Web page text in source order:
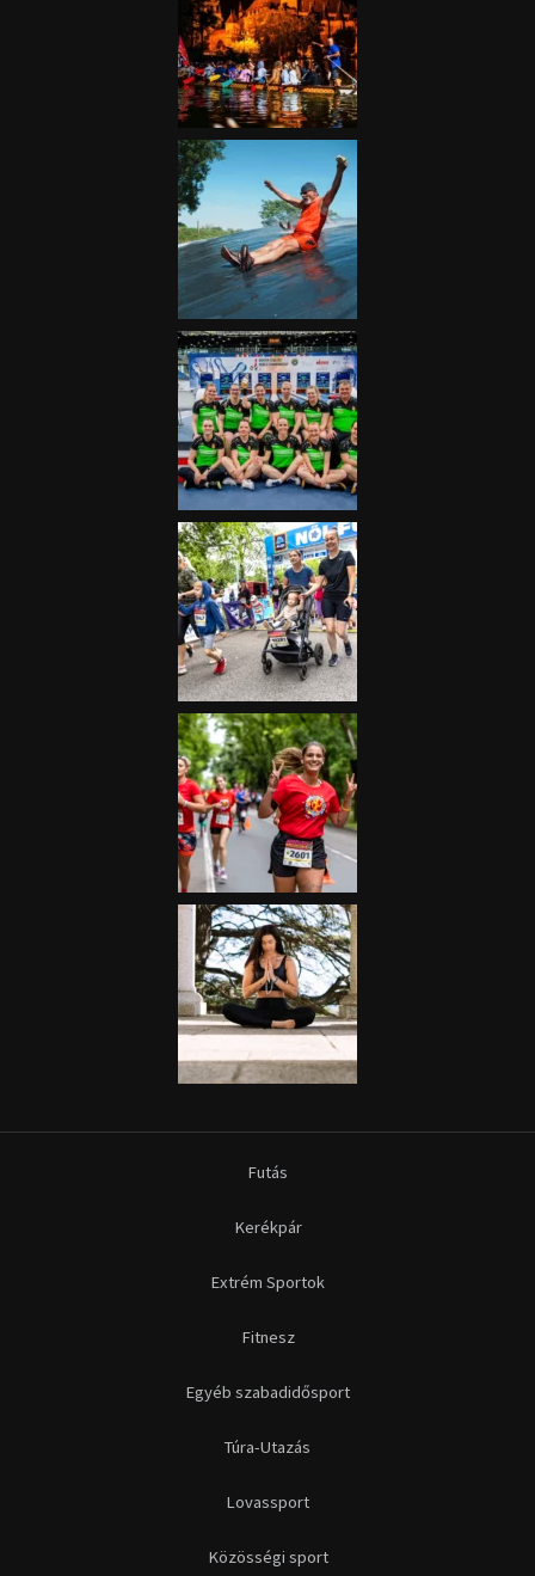
Futás
Kerékpár
Extrém Sportok
Fitnesz
Egyéb szabadidősport
Túra-Utazás
Lovassport
Közösségi sport